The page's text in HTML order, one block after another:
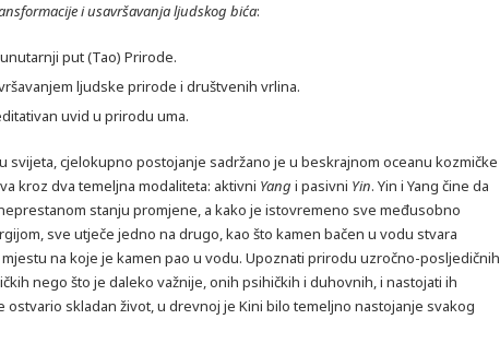
i usavršavanja ljudskog bića:
put (Tao) Prirode.
ljudske prirode i društvenih vrlina.
uvid u prirodu uma.
svijeta, cjelokupno postojanje sadržano je u beskrajnom oceanu kozmičke
kroz dva temeljna modaliteta: aktivni Yang i pasivni Yin. Yin i Yang čine da
stanju promjene, a kako je istovremeno sve međusobno
sve utječe jedno na drugo, kao što kamen bačen u vodu stvara
na koje je kamen pao u vodu. Upoznati prirodu uzročno-posljedičnih
nego što je daleko važnije, onih psihičkih i duhovnih, i nastojati ih
ostvario skladan život, u drevnoj je Kini bilo temeljno nastojanje svakog